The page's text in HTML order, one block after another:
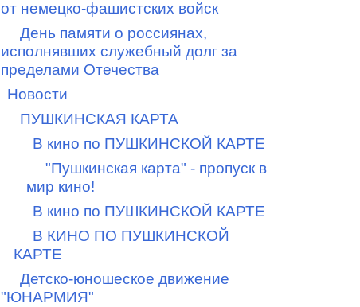
от немецко-фашистских войск
День памяти о россиянах,
исполнявших служебный долг за
пределами Отечества
Новости
ПУШКИНСКАЯ КАРТА
В кино по ПУШКИНСКОЙ КАРТЕ
"Пушкинская карта" - пропуск в
мир кино!
В кино по ПУШКИНСКОЙ КАРТЕ
В КИНО ПО ПУШКИНСКОЙ
КАРТЕ
Детско-юношеское движение
"ЮНАРМИЯ"